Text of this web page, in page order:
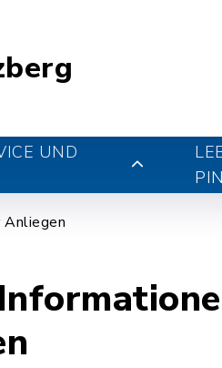
UND
Anliegen